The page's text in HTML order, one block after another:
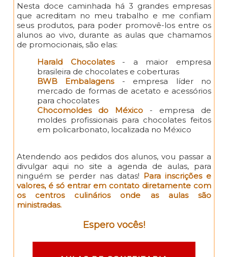
Nesta doce caminhada há 3 grandes empresas
que acreditam no meu trabalho e me confiam
seus produtos, para poder promovê-los entre os
alunos ao vivo, durante as aulas que chamamos
de promocionais, são elas:
Harald Chocolates- a maior empresa
brasileira de chocolates e coberturas
BWB Embalagens- empresa líder no
mercado de formas de acetato e acessórios
para chocolates
Chocomoldes do México - empresa de
moldes profissionais para chocolates feitos
em policarbonato, localizada no México
Atendendo aos pedidos dos alunos, vou passar a
divulgar aqui no site a agenda de aulas, para
ninguém se perder nas datas! Para inscrições e
valores, é só entrar em contato diretamente com
os centros culinários onde as aulas são
ministradas.
Espero vocês!